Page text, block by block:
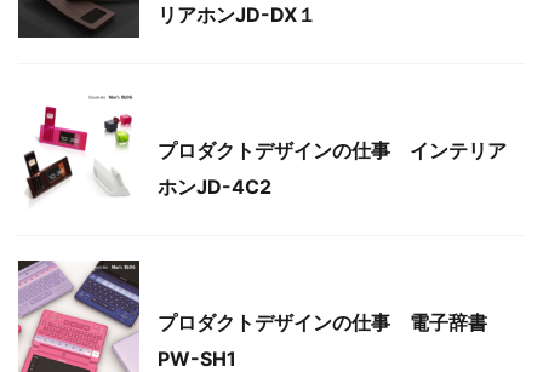
リアホンJD-DX１
プロダクトデザインの仕事 インテリア
ホンJD-4C2
プロダクトデザインの仕事 電子辞書
PW-SH1